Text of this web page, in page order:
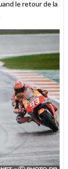
le retour de la